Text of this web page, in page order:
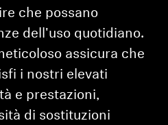
che possano
dell'uso quotidiano.
assicura che
i nostri elevati
e prestazioni,
di sostituzioni